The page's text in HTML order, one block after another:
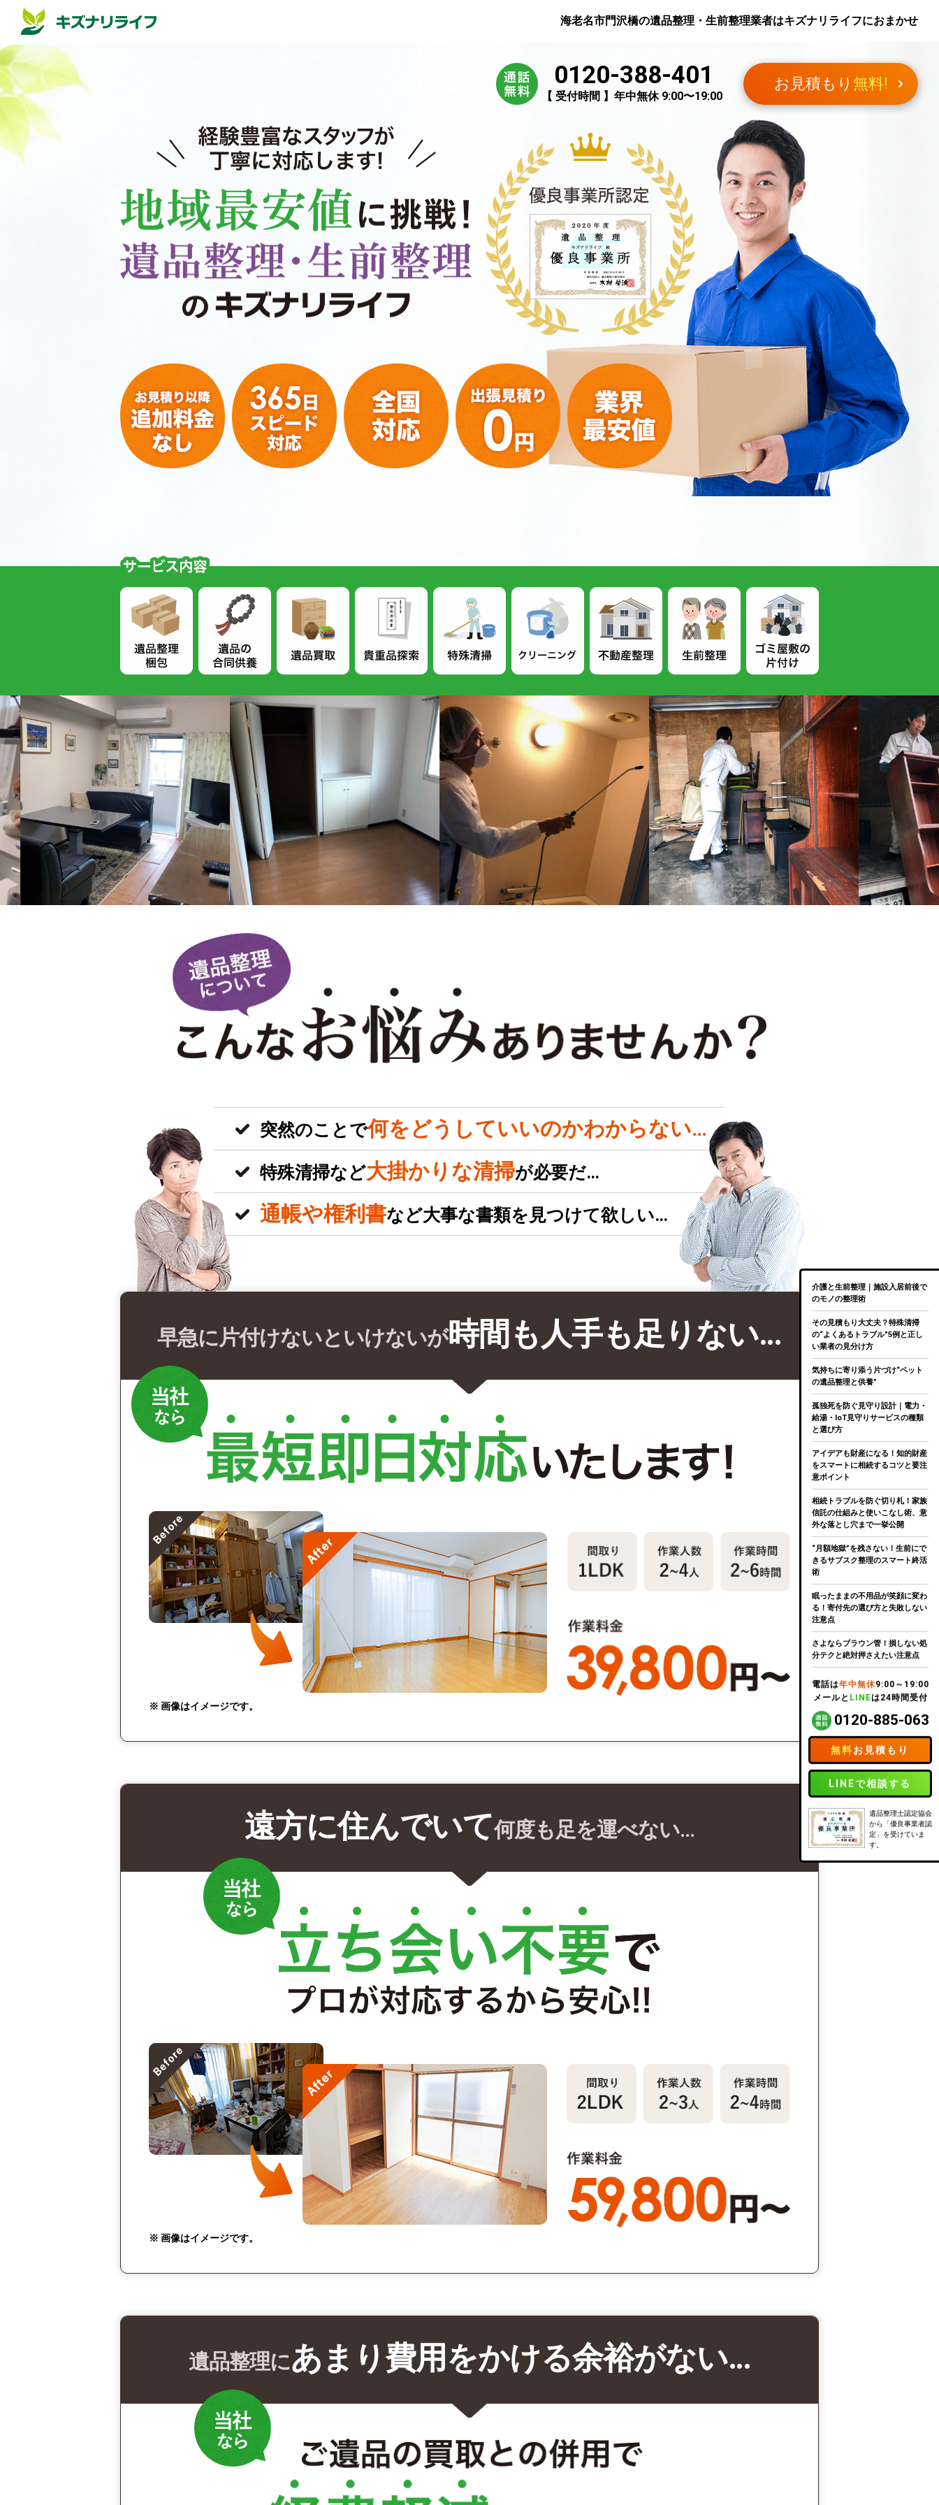
海老名市門沢橋の遺品整理・生前整理業者はキズナリライフにおまかせ
0120-388-401
【 受付時間 】年中無休 9:00〜19:00
お見積もり 無料!
突然のことで何をどうしていいのかわからない…
特殊清掃など大掛かりな清掃が必要だ…
通帳や権利書など大事な書類を見つけて欲しい…
早急に片付けないといけないが時間も人手も足りない…
※ 画像はイメージです。
遠方に住んでいて何度も足を運べない…
※ 画像はイメージです。
遺品整理にあまり費用をかける余裕がない…
介護と生前整理｜施設入居前後で
のモノの整理術
その見積もり大丈夫？特殊清掃
の“よくあるトラブル”5例と正し
い業者の見分け方
気持ちに寄り添う片づけ“ペット
の遺品整理と供養”
孤独死を防ぐ見守り設計｜電力・
給湯・IoT見守りサービスの種類
と選び方
アイデアも財産になる！知的財産
をスマートに相続するコツと要注
意ポイント
相続トラブルを防ぐ切り札！家族
信託の仕組みと使いこなし術、意
外な落とし穴まで一挙公開
“月額地獄”を残さない！生前にで
きるサブスク整理のスマート終活
術
眠ったままの不用品が笑顔に変わ
る！寄付先の選び方と失敗しない
注意点
さよならブラウン管！損しない処
分テクと絶対押さえたい注意点
電話は年中無休9:00～19:00
メールと LINEは24時間受付
0120-885-063
無料お見積もり
LINEで相談する
遺品整理士認定協会
から「優良事業者認
定」を受けていま
す。